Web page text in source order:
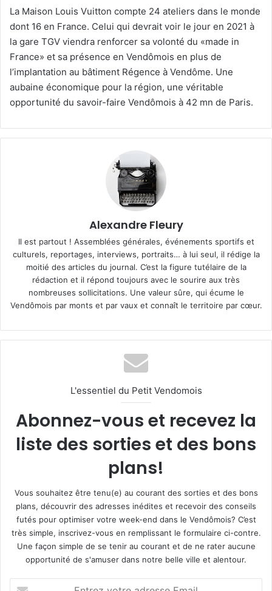
La Maison Louis Vuitton compte 24 ateliers dans le monde
dont 16 en France. Celui qui devrait voir le jour en 2021 à
la gare TGV viendra renforcer sa volonté du «made in
France» et sa présence en Vendômois en plus de
l’implantation au bâtiment Régence à Vendôme. Une
aubaine économique pour la région, une véritable
opportunité du savoir-faire Vendômois à 42 mn de Paris.
Alexandre Fleury
Il est partout ! Assemblées générales, événements sportifs et
culturels, reportages, interviews, portraits… à lui seul, il rédige la
moitié des articles du journal. C’est la figure tutélaire de la
rédaction et il répond toujours avec le sourire aux très
nombreuses sollicitations. Une valeur sûre, qui écume le
Vendômois par monts et par vaux et connaît le territoire par cœur.
L'essentiel du Petit Vendomois
Abonnez-vous et recevez la
liste des sorties et des bons
plans!
Vous souhaitez être tenu(e) au courant des sorties et des bons
plans, découvrir des adresses inédites et recevoir des conseils
futés pour optimiser votre week-end dans le Vendômois? C’est
très simple, inscrivez-vous en remplissant le formulaire ci-contre.
Une façon simple de se tenir au courant et de ne rater aucune
opportunité de s'amuser dans notre belle ville et alentour.